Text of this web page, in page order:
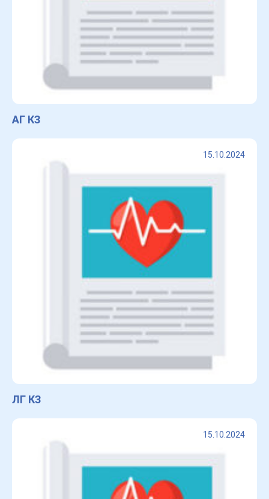
АГ КЗ
15.10.2024
ЛГ КЗ
15.10.2024